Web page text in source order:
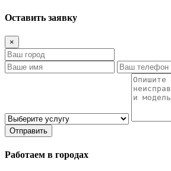
Оставить заявку
×
Отправить
Работаем в городах